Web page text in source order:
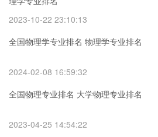
2023-10-22 23:10:13
全国物理学专业排名 物理学专业排名
2024-02-08 16:59:32
全国物理专业排名 大学物理专业排名
2023-04-25 14:54:22